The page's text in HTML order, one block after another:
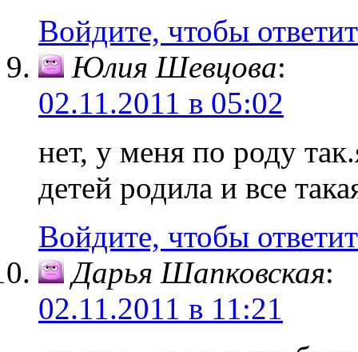
Войдите, чтобы
Юлия Шевцова:
02.11.2011 в 05:02
нет, у меня по роду
детей родила и все
Войдите, чтобы
Дарья Шапковская:
02.11.2011 в 11:21